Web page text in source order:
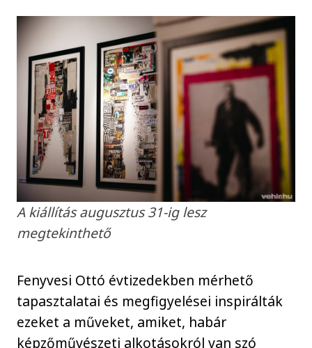
A kiállítás augusztus 31-ig lesz
megtekinthető
Fenyvesi Ottó évtizedekben mérhető
tapasztalatai és megfigyelései inspirálták
ezeket a műveket, amiket, habár
képzőművészeti alkotásokról van szó